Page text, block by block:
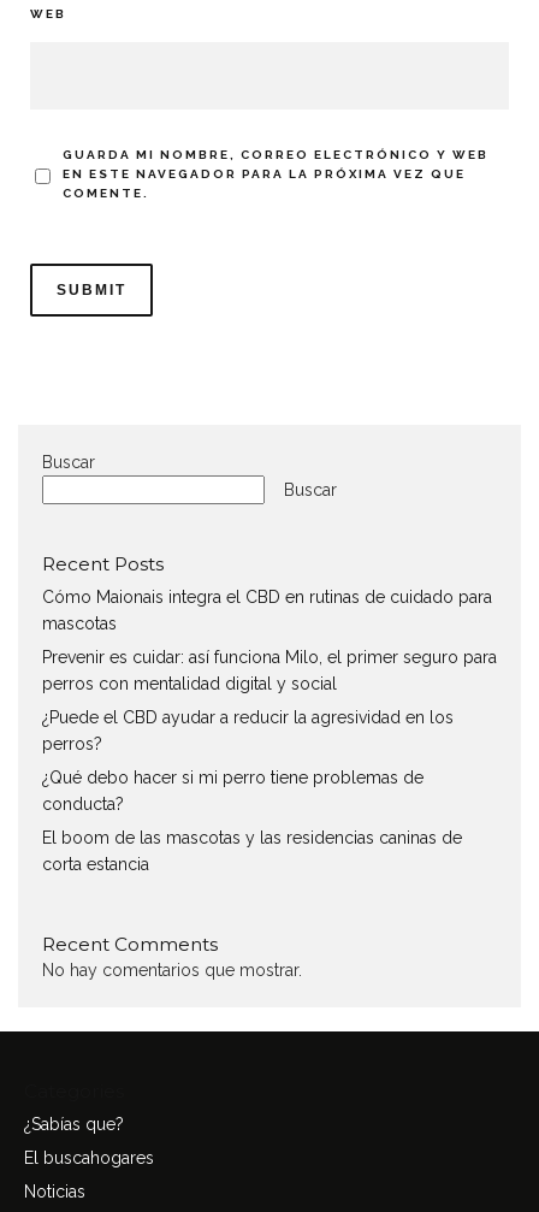
WEB
GUARDA MI NOMBRE, CORREO ELECTRÓNICO Y WEB
EN ESTE NAVEGADOR PARA LA PRÓXIMA VEZ QUE
COMENTE.
Buscar
Buscar
Recent Posts
Cómo Maionais integra el CBD en rutinas de cuidado para
mascotas
Prevenir es cuidar: así funciona Milo, el primer seguro para
perros con mentalidad digital y social
¿Puede el CBD ayudar a reducir la agresividad en los
perros?
¿Qué debo hacer si mi perro tiene problemas de
conducta?
El boom de las mascotas y las residencias caninas de
corta estancia
Recent Comments
No hay comentarios que mostrar.
¿Sabías que?
El buscahogares
Noticias